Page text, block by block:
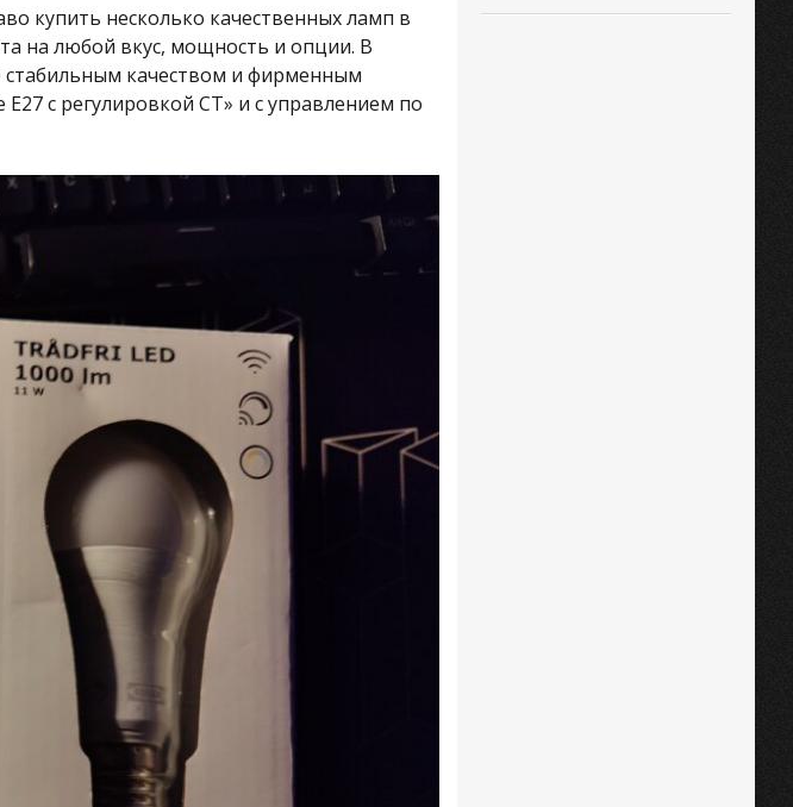
купить несколько качественных ламп в
на любой вкус, мощность и опции. В
стабильным качеством и фирменным
с регулировкой CT» и с управлением по